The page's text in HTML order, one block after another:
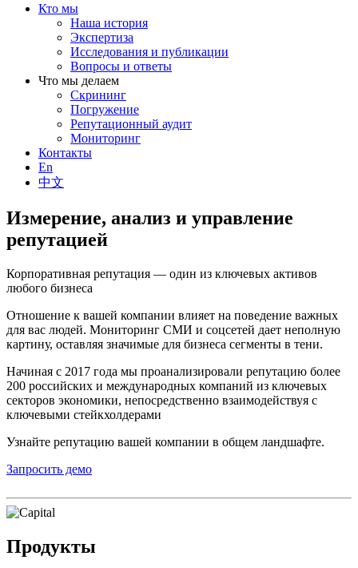
Кто мы
Наша история
Экспертиза
Исследования и публикации
Вопросы и ответы
Что мы делаем
Скрининг
Погружение
Репутационный аудит
Мониторинг
Контакты
En
中文
Измерение, анализ и управление
репутацией
Корпоративная репутация — один из ключевых активов
любого бизнеса
Отношение к вашей компании влияет на поведение важных
для вас людей. Мониторинг СМИ и соцсетей дает неполную
картину, оставляя значимые для бизнеса сегменты в тени.
Начиная с 2017 года мы проанализировали репутацию более
200 российских и международных компаний из ключевых
секторов экономики, непосредственно взаимодействуя с
ключевыми стейкхолдерами
Узнайте репутацию вашей компании в общем ландшафте.
Запросить демо
Продукты